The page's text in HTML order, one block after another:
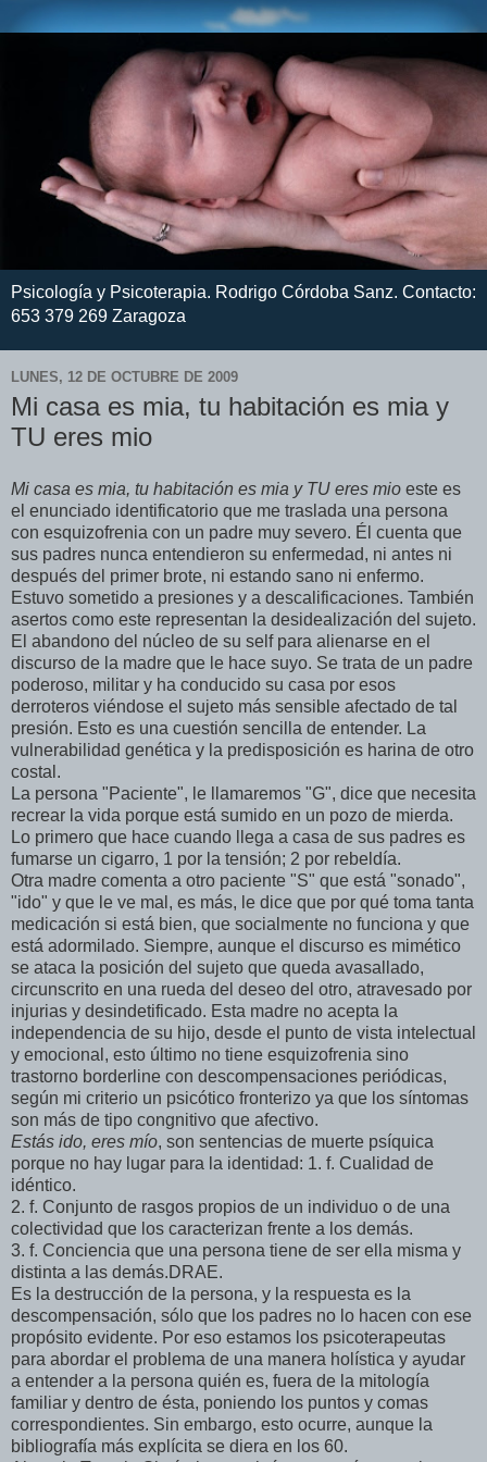
Psicología y Psicoterapia. Rodrigo Córdoba Sanz. Contacto:
653 379 269 Zaragoza
LUNES, 12 DE OCTUBRE DE 2009
Mi casa es mia, tu habitación es mia y
TU eres mio
Mi casa es mia, tu habitación es mia y TU eres mio este es
el enunciado identificatorio que me traslada una persona
con esquizofrenia con un padre muy severo. Él cuenta que
sus padres nunca entendieron su enfermedad, ni antes ni
después del primer brote, ni estando sano ni enfermo.
Estuvo sometido a presiones y a descalificaciones. También
asertos como este representan la desidealización del sujeto.
El abandono del núcleo de su self para alienarse en el
discurso de la madre que le hace suyo. Se trata de un padre
poderoso, militar y ha conducido su casa por esos
derroteros viéndose el sujeto más sensible afectado de tal
presión. Esto es una cuestión sencilla de entender. La
vulnerabilidad genética y la predisposición es harina de otro
costal.
La persona "Paciente", le llamaremos "G", dice que necesita
recrear la vida porque está sumido en un pozo de mierda.
Lo primero que hace cuando llega a casa de sus padres es
fumarse un cigarro, 1 por la tensión; 2 por rebeldía.
Otra madre comenta a otro paciente "S" que está "sonado",
"ido" y que le ve mal, es más, le dice que por qué toma tanta
medicación si está bien, que socialmente no funciona y que
está adormilado. Siempre, aunque el discurso es mimético
se ataca la posición del sujeto que queda avasallado,
circunscrito en una rueda del deseo del otro, atravesado por
injurias y desindetificado. Esta madre no acepta la
independencia de su hijo, desde el punto de vista intelectual
y emocional, esto último no tiene esquizofrenia sino
trastorno borderline con descompensaciones periódicas,
según mi criterio un psicótico fronterizo ya que los síntomas
son más de tipo congnitivo que afectivo.
Estás ido, eres mío, son sentencias de muerte psíquica
porque no hay lugar para la identidad: 1. f. Cualidad de
idéntico.
2. f. Conjunto de rasgos propios de un individuo o de una
colectividad que los caracterizan frente a los demás.
3. f. Conciencia que una persona tiene de ser ella misma y
distinta a las demás.DRAE.
Es la destrucción de la persona, y la respuesta es la
descompensación, sólo que los padres no lo hacen con ese
propósito evidente. Por eso estamos los psicoterapeutas
para abordar el problema de una manera holística y ayudar
a entender a la persona quién es, fuera de la mitología
familiar y dentro de ésta, poniendo los puntos y comas
correspondientes. Sin embargo, esto ocurre, aunque la
bibliografía más explícita se diera en los 60.